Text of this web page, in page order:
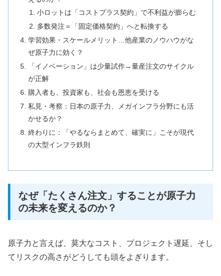
小ロットは「コストプラス契約」で不利益が膨らむ
多数発注＝「固定価格契約」へと転換する
学習効果・スケールメリット…他産業のノウハウがな
ぜ原子力に効く？
「イノベーション」は少量試作→量産注文のサイクル
が正解
購入者も、投資家も、社会も恩恵を受ける
私見・考察：日本の原子力、メガインフラ分野にも活
かせるか？
終わりに：「やるならまとめて、確実に」こそが現代
の大型インフラ鉄則
なぜ「たくさん注文」することが原子力
の未来を変えるのか？
原子力と言えば、莫大なコスト、プロジェクト遅延、そし
てリスクの高さがどうしても頭をよぎります。